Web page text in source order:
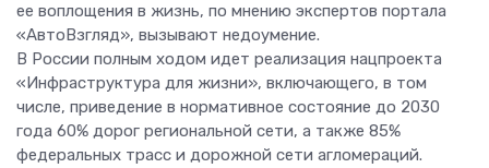
ее воплощения в жизнь, по мнению экспертов портала
«АвтоВзгляд», вызывают недоумение.
В России полным ходом идет реализация нацпроекта
«Инфраструктура для жизни», включающего, в том
числе, приведение в нормативное состояние до 2030
года 60% дорог региональной сети, а также 85%
федеральных трасс и дорожной сети агломераций.